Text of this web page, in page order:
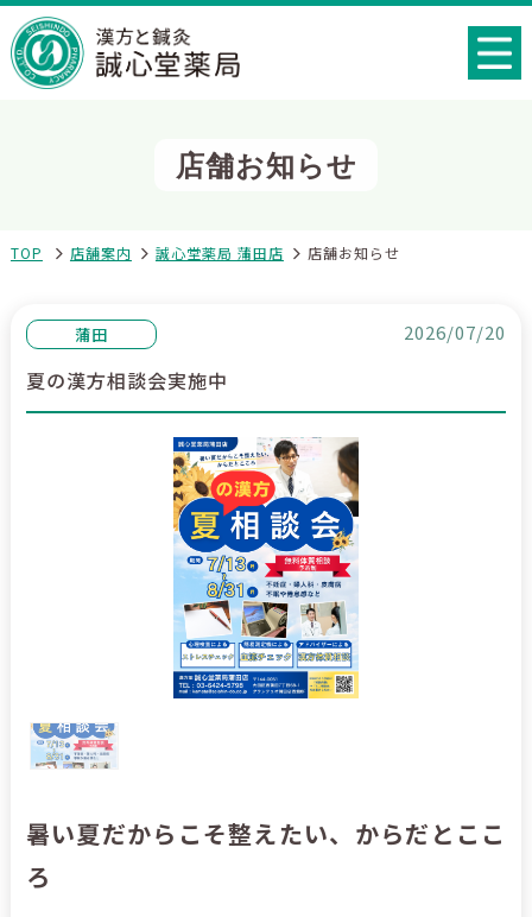
店舗お知らせ
TOP 店舗案内 誠心堂薬局 蒲田店 店舗お知らせ
蒲田 2026/07/20
夏の漢方相談会実施中
暑い夏だからこそ整えたい、からだとここ
ろ